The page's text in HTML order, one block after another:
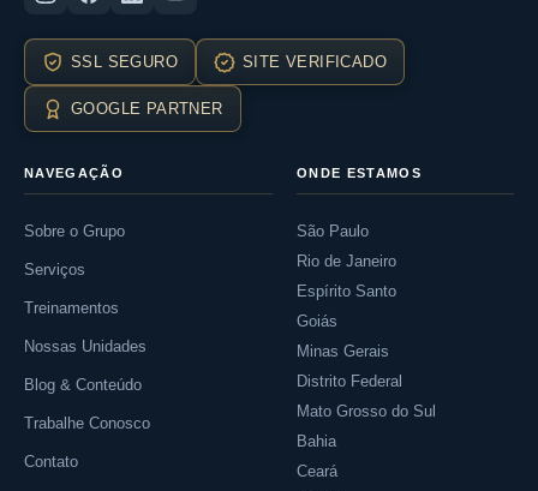
SSL SEGURO SITE VERIFICADO
GOOGLE PARTNER
NAVEGAÇÃO
Sobre o Grupo
Serviços
Treinamentos
Nossas Unidades
Blog & Conteúdo
Trabalhe Conosco
Contato
ONDE ESTAMOS
São Paulo
Rio de Janeiro
Espírito Santo
Goiás
Minas Gerais
Distrito Federal
Mato Grosso do Sul
Bahia
Ceará